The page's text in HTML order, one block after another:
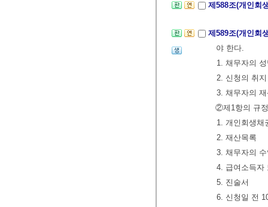
제588조(개인회
제589조(개인회
야 한다.
1. 채무자의
2. 신청의 취
3. 채무자의
②제1항의 규
1. 개인회생채
2. 재산목록
3. 채무자의
4. 급여소득자
5. 진술서
6. 신청일 전